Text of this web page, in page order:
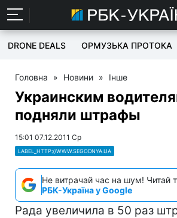
DRONE DEALS ОРМУЗЬКА ПРОТОКА
Головна » Новини » Інше
Украинским
подняли штрафы
15:01 07.12.2011 Ср
LABEL_HTTP://WWW.SEGODNYA.UA
Не витрачай час на шум! Читай
РБК-Україна у Google
Рада увеличила в 50 раз